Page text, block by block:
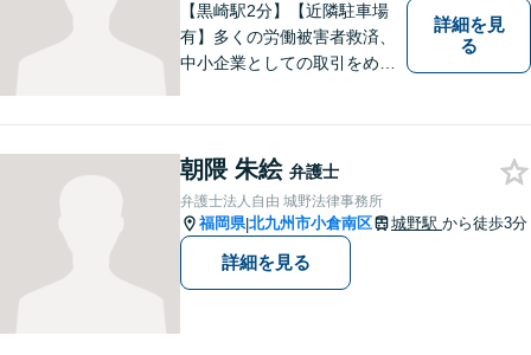
【黒崎駅2分】【近隣駐車場
有】多くの労働被害者救済、
中小企業としての取引をめぐ
イスを行うことができます。
どんなことでもお気軽にご相
談ください。
詳細を見
る
朝隈 朱絵 弁護士
弁護士法人自由 城野法律事務所
福岡県|北九州市小倉南区 城野駅 から徒歩3分
詳細を見る